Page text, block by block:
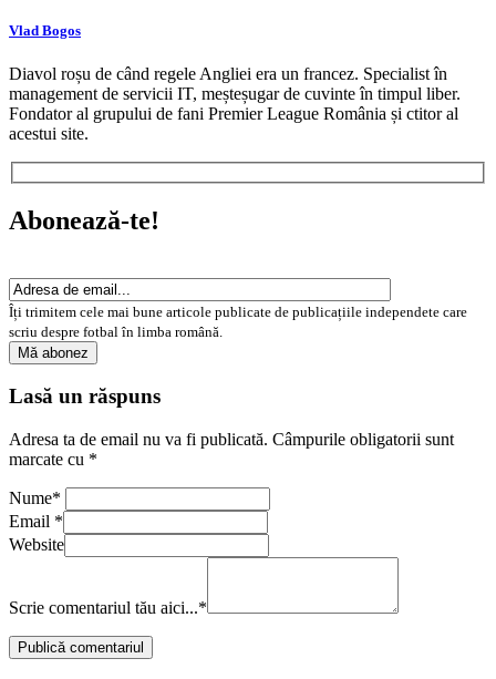
Vlad Bogos
Diavol roșu de când regele Angliei era un francez. Specialist în
management de servicii IT, meșteșugar de cuvinte în timpul liber.
Fondator al grupului de fani Premier League România și ctitor al
acestui site.
Abonează-te!
Îți trimitem cele mai bune articole publicate de publicațiile independete care
scriu despre fotbal în limba română.
Lasă un răspuns
Adresa ta de email nu va fi publicată. Câmpurile obligatorii sunt
marcate cu *
Nume*
Email *
Website
Scrie comentariul tău aici...*